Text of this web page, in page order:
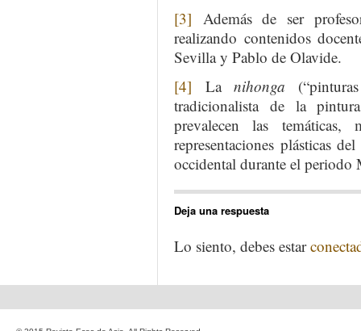
[3] Además de ser
realizando contenidos
Sevilla y Pablo de Olavide.
[4] Lanihonga
tradicionalista de la
prevalecen las
representaciones plásticas
occidental durante el periodo
Deja una respuesta
Lo siento, debes estar